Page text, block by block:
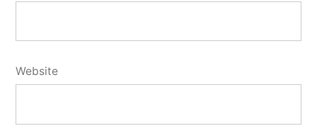
Website